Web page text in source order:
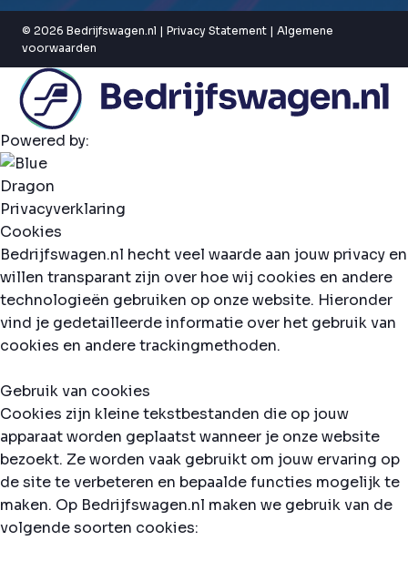
© 2026 Bedrijfswagen.nl | Privacy Statement | Algemene
voorwaarden
Powered by:
Privacyverklaring
Cookies
Bedrijfswagen.nl hecht veel waarde aan jouw privacy en
willen transparant zijn over hoe wij cookies en andere
technologieën gebruiken op onze website. Hieronder
vind je gedetailleerde informatie over het gebruik van
cookies en andere trackingmethoden.
Gebruik van cookies
Cookies zijn kleine tekstbestanden die op jouw
apparaat worden geplaatst wanneer je onze website
bezoekt. Ze worden vaak gebruikt om jouw ervaring op
de site te verbeteren en bepaalde functies mogelijk te
maken. Op Bedrijfswagen.nl maken we gebruik van de
volgende soorten cookies: